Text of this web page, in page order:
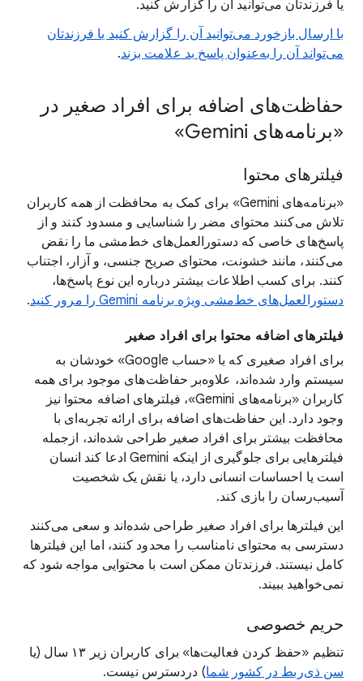
یا فرزندتان می‌توانید آن را گزارش کنید.
با ارسال بازخورد می‌توانید آن را گزارش کنید یا فرزندتان
می‌تواند آن را به‌عنوان پاسخ بد علامت بزند.
حفاظت‌های اضافه برای افراد صغیر در
«برنامه‌های Gemini»
فیلترهای محتوا
«برنامه‌های Gemini» برای کمک به محافظت از همه کاربران
تلاش می‌کنند محتوای مضر را شناسایی و مسدود کنند و از
پاسخ‌های خاصی که دستورالعمل‌های خط‌مشی ما را نقض
می‌کنند، مانند خشونت، محتوای صریح جنسی، و آزار، اجتناب
کنند. برای کسب اطلاعات بیشتر درباره این نوع پاسخ‌ها،
دستورالعمل‌های خط‌مشی ویژه برنامه Gemini را مرور کنید
.
فیلترهای اضافه محتوا برای افراد صغیر
برای افراد صغیری که با «حساب Google» خودشان به
سیستم وارد شده‌اند، علاوه‌بر حفاظت‌های موجود برای همه
کاربران «برنامه‌های Gemini»، فیلترهای اضافه محتوا نیز
وجود دارد. این حفاظت‌های اضافه برای ارائه تجربه‌ای با
محافظت بیشتر برای افراد صغیر طراحی شده‌اند، ازجمله
فیلترهایی برای جلوگیری از اینکه Gemini ادعا کند انسان
است یا احساسات انسانی دارد، یا نقش یک شخصیت
آسیب‌رسان را بازی کند.
این فیلترها برای افراد صغیر طراحی شده‌اند و سعی می‌کنند
دسترسی به محتوای نامناسب را محدود کنند، اما این فیلترها
کامل نیستند. فرزندتان ممکن است با محتوایی مواجه شود که
نمی‌خواهید ببیند.
حریم خصوصی
تنظیم «حفظ کردن فعالیت‌ها» برای کاربران زیر ۱۳ سال (یا
سن ذی‌ربط در کشور شما) دردسترس نیست.